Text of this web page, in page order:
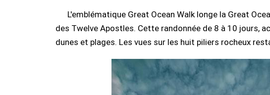
L'emblématique Great Ocean Walk longe la Great
des Twelve Apostles. Cette randonnée de 8 à 10 jours,
dunes et plages. Les vues sur les huit piliers rocheux